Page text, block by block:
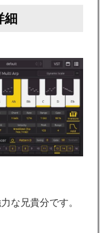
細
な兄貴分です。